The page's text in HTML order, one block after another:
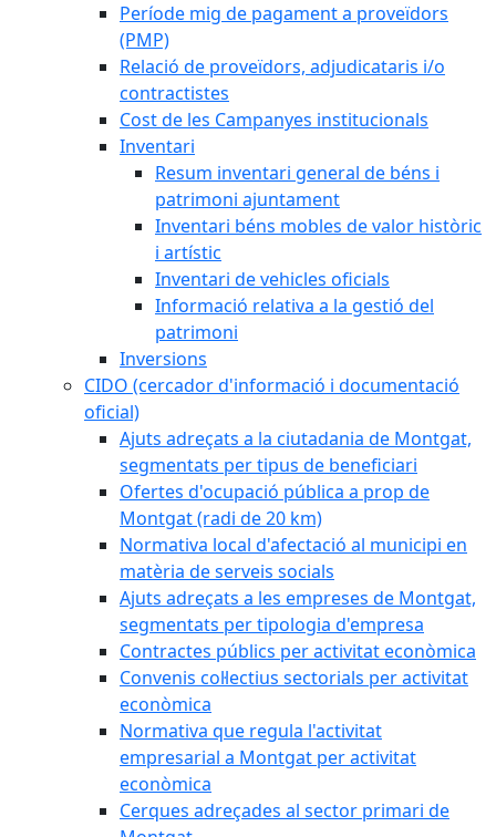
Període mig de pagament a proveïdors
(PMP)
Relació de proveïdors, adjudicataris i/o
contractistes
Cost de les Campanyes institucionals
Inventari
Resum inventari general de béns i
patrimoni ajuntament
Inventari béns mobles de valor històric
i artístic
Inventari de vehicles oficials
Informació relativa a la gestió del
patrimoni
Inversions
CIDO (cercador d'informació i documentació
oficial)
Ajuts adreçats a la ciutadania de Montgat,
segmentats per tipus de beneficiari
Ofertes d'ocupació pública a prop de
Montgat (radi de 20 km)
Normativa local d'afectació al municipi en
matèria de serveis socials
Ajuts adreçats a les empreses de Montgat,
segmentats per tipologia d'empresa
Contractes públics per activitat econòmica
Convenis col·lectius sectorials per activitat
econòmica
Normativa que regula l'activitat
empresarial a Montgat per activitat
econòmica
Cerques adreçades al sector primari de